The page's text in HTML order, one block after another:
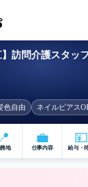
】訪問介護スタッ
色自由 ネイルピアス
地
💼
仕事内容
💴
給与・